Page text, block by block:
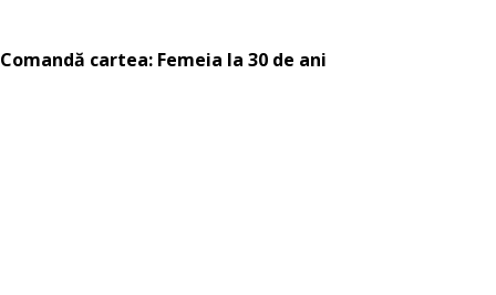
Comandă cartea: Femeia la 30 de ani